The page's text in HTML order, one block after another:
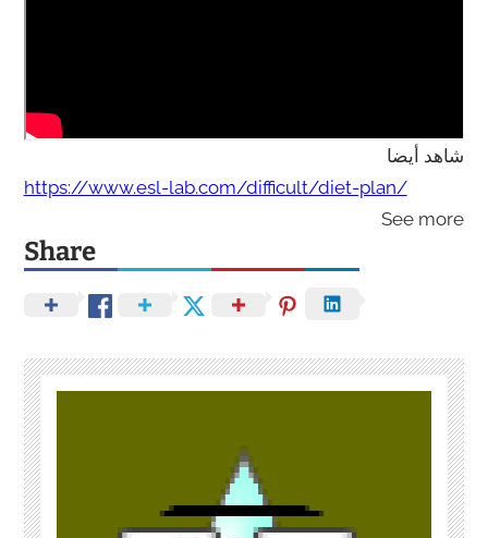
شاهد أيضا
https://www.esl-lab.com/difficult/diet-plan/
See more
Share